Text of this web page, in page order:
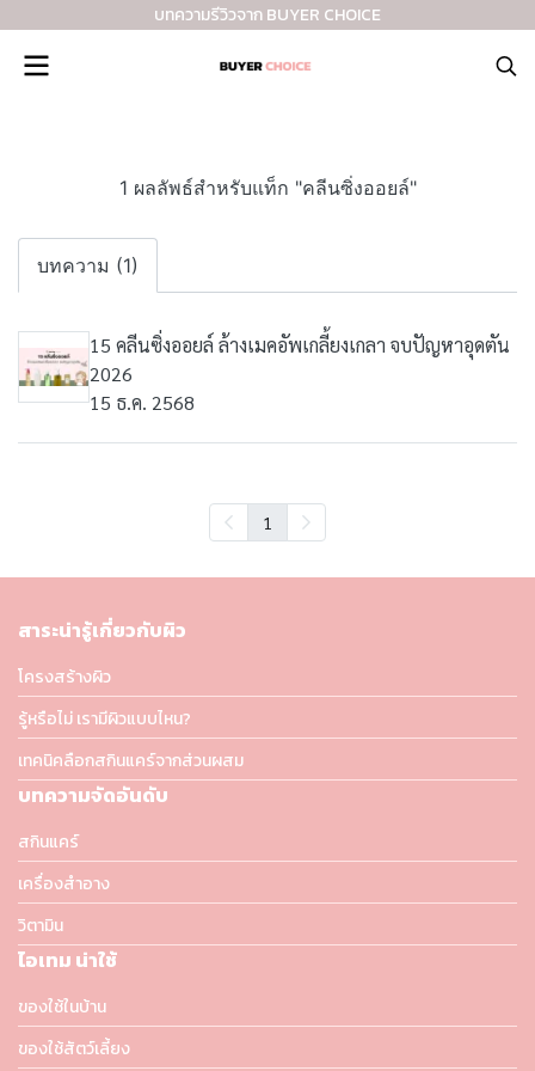
บทความรีวิวจาก BUYER CHOICE
1 ผลลัพธ์สำหรับแท็ก "คลีนซิ่งออยล์"
บทความ (1)
15 คลีนซิ่งออยล์ ล้างเมคอัพเกลี้ยงเกลา จบปัญหาอุดตัน
2026
15 ธ.ค. 2568
1
สาระน่ารู้เกี่ยวกับผิว
โครงสร้างผิว
รู้หรือไม่ เรามีผิวแบบไหน?
เทคนิคลือกสกินแคร์จากส่วนผสม
บทความจัดอันดับ
สกินแคร์
เครื่องสำอาง
วิตามิน
ไอเทม น่าใช้
ของใช้ในบ้าน
ของใช้สัตว์เลี้ยง